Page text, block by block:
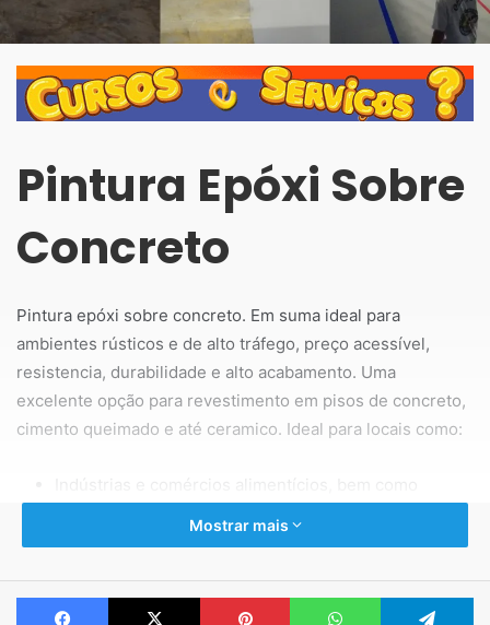
Pintura Epóxi Sobre
Concreto
Pintura epóxi sobre concreto. Em suma ideal para
ambientes rústicos e de alto tráfego, preço acessível,
resistencia, durabilidade e alto acabamento. Uma
excelente opção para revestimento em pisos de concreto,
cimento queimado e até ceramico. Ideal para locais como:
Centro automotivo em geral
Mostrar mais
Facebook X Pinterest WhatsApp